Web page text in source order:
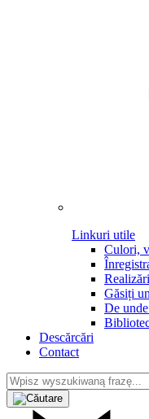
Linkuri utile
Culori,
Realizări
Găsiți
De
Descărcări
Contact